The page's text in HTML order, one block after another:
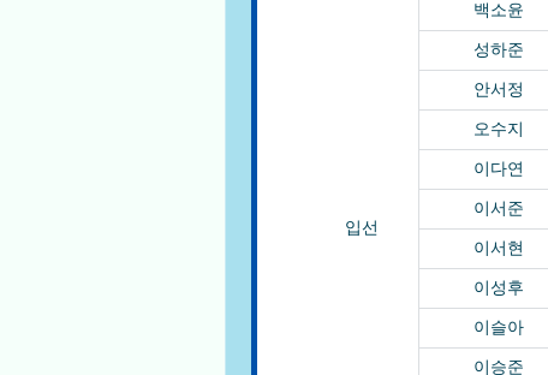
입선
백소윤
성하준
안서정
오수지
이다연
이서준
이서현
이성후
이슬아
이승준